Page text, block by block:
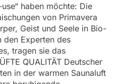
haben möchte: Die
von Primavera
Geist und Seele in Bio-
den Experten des
tragen sie das
QUALITÄT Deutscher
in der warmen Saunaluft